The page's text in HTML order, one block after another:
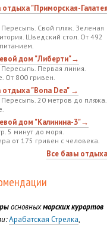
отдыха "Приморская-
Пересыпь. Свой пляж. Зеленая
Шведский стол. От 492
дом "Либерти"→
Пересыпь. Первая линия.
От 800 гривен.
отдыха "Bona Dea" →
Пересыпь. 20 метров до пляжа.
дом "Калинина-3"→
5 минут до моря.
от 175 гривен с человека.
Все базы
основныхморских курортов
Арабатская Стрелка,